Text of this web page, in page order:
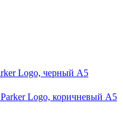
Logo, черный А5